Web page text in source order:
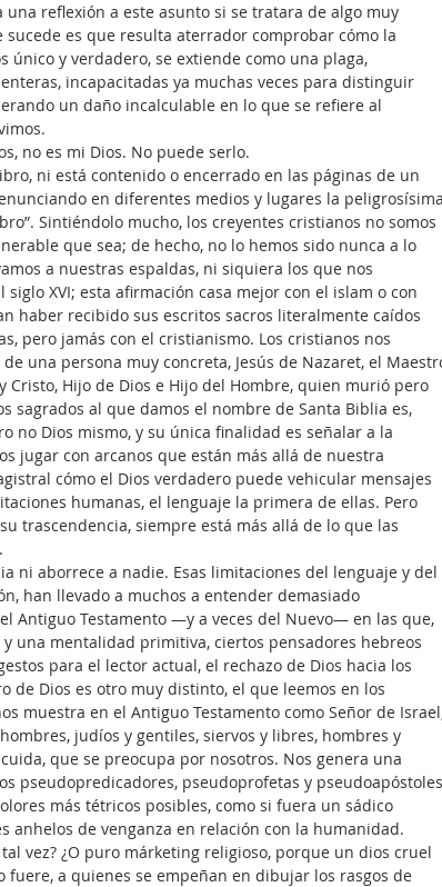
reflexión a este asunto si se tratara de algo muy
es que resulta aterrador comprobar cómo la
y verdadero, se extiende como una plaga,
incapacitadas ya muchas veces para distinguir
un daño incalculable en lo que se refiere al
no es mi Dios. No puede serlo.
ni está contenido o encerrado en las páginas de un
en diferentes medios y lugares la peligrosísima
Sintiéndolo mucho, los creyentes cristianos no somos
que sea; de hecho, no lo hemos sido nunca a lo
a nuestras espaldas, ni siquiera los que nos
XVI; esta afirmación casa mejor con el islam o con
haber recibido sus escritos sacros literalmente caídos
pero jamás con el cristianismo. Los cristianos nos
una persona muy concreta, Jesús de Nazaret, el
Cristo, Hijo de Dios e Hijo del Hombre, quien murió pero
sagrados al que damos el nombre de Santa Biblia es,
no Dios mismo, y su única finalidad es señalar a la
jugar con arcanos que están más allá de nuestra
cómo el Dios verdadero puede vehicular mensajes
humanas, el lenguaje la primera de ellas. Pero
trascendencia, siempre está más allá de lo que las
ni aborrece a nadie. Esas limitaciones del lenguaje y del
han llevado a muchos a entender demasiado
Antiguo Testamento —y a veces del Nuevo— en las que,
una mentalidad primitiva, ciertos pensadores hebreos
para el lector actual, el rechazo de Dios hacia los
de Dios es otro muy distinto, el que leemos en los
muestra en el Antiguo Testamento como Señor de
judíos y gentiles, siervos y libres, hombres y
que se preocupa por nosotros. Nos genera una
pseudopredicadores, pseudoprofetas y pseudoapóstoles
más tétricos posibles, como si fuera un sádico
anhelos de venganza en relación con la humanidad.
vez? ¿O puro márketing religioso, porque un dios cruel
fuere, a quienes se empeñan en dibujar los rasgos de